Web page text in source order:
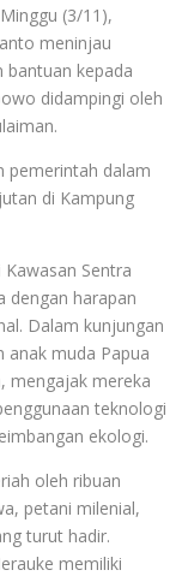
(3/11),
meninjau
bantuan kepada
didampingi oleh
pemerintah dalam
di Kampung
Sentra
dengan harapan
Dalam kunjungan
anak muda Papua
mengajak mereka
teknologi
ekologi.
oleh ribuan
petani milenial,
turut hadir.
memiliki